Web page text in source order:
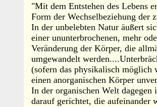
"Mit dem Entstehen des Lebens
Form der Wechselbeziehung der
In der unbelebten Natur äußert
einer ununterbrochenen, mehr
Veränderung der Körper, die
umgewandelt
(sofern das physikalisch möglich
einen anorganischen Körper
In der organischen Welt dagegen
darauf gerichtet, die aufeinander